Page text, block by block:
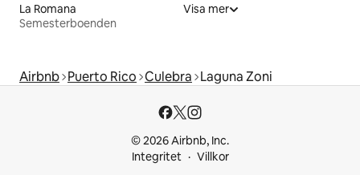
La Romana
Semesterboenden
Visa mer
Airbnb Puerto Rico Culebra Laguna Zoni
© 2026 Airbnb, Inc.
Integritet
Villkor